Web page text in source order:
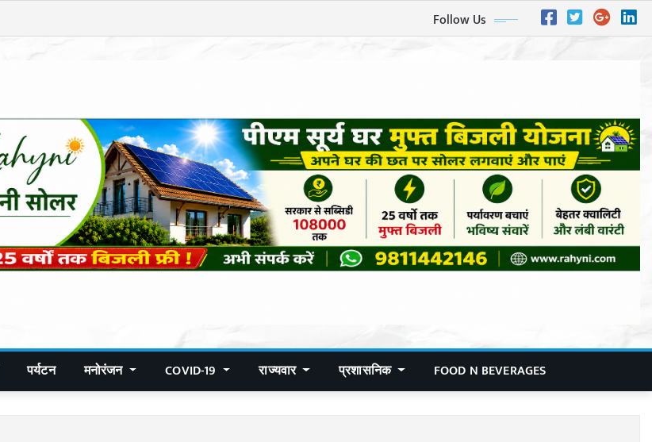
Follow Us
पर्यटन मनोरंजन COVID-19 राज्यवार प्रशासनिक FOOD N BEVERAGES